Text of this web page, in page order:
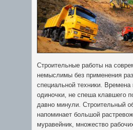
Строительные работы на
немыслимы без применения
специальной техники.
одиночки, не спеша клавшего
давно минули. Строительный
напоминает большой
муравейник, множество